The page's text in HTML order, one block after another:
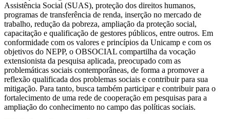
Assistência Social (SUAS), proteção dos direitos humanos,
programas de transferência de renda, inserção no mercado de
trabalho, redução da pobreza, ampliação da proteção social,
capacitação e qualificação de gestores públicos, entre outros. Em
conformidade com os valores e princípios da Unicamp e com os
objetivos do NEPP, o OBSOCIAL compartilha da vocação
extensionista da pesquisa aplicada, preocupado com as
problemáticas sociais contemporâneas, de forma a promover a
reflexão qualificada dos problemas sociais e contribuir para sua
mitigação. Para tanto, busca também participar e contribuir para o
fortalecimento de uma rede de cooperação em pesquisas para a
ampliação do conhecimento no campo das políticas sociais.